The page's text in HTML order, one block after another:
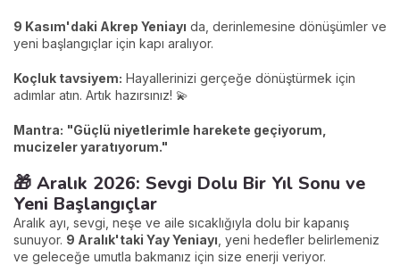
9 Kasım'daki Akrep Yeniayı da, derinlemesine dönüşümler ve
yeni başlangıçlar için kapı aralıyor.
Koçluk tavsiyem: Hayallerinizi gerçeğe dönüştürmek için
adımlar atın. Artık hazırsınız! 💫
Mantra: "Güçlü niyetlerimle harekete geçiyorum,
mucizeler yaratıyorum."
🎁 Aralık 2026: Sevgi Dolu Bir Yıl Sonu ve
Yeni Başlangıçlar
Aralık ayı, sevgi, neşe ve aile sıcaklığıyla dolu bir kapanış
sunuyor. 9 Aralık'taki Yay Yeniayı , yeni hedefler belirlemeniz
ve geleceğe umutla bakmanız için size enerji veriyor.